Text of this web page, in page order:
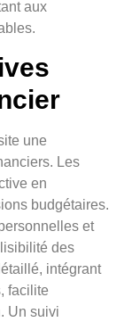
aux
une
Les
en
budgétaires.
et
des
intégrant
facilite
Un suivi